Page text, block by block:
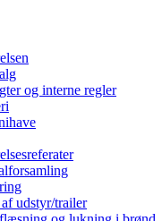
og interne regler
udstyr/trailer